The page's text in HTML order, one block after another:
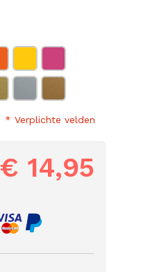
* Verplichte velden
€ 14,95